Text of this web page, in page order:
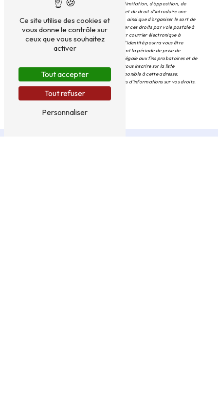
rectification, d’effacement, de portabilité, de limitation, d’opposition, de
retrait de votre consentement à tout moment et du droit d’introduire une
réclamation auprès d’une autorité de contrôle, ainsi que d’organiser le sort de
vos données post-mortem. Vous pouvez exercer ces droits par voie postale à
l'adresse 7 rue Aime Cesaire 32000 Auch ou par courrier électronique à
l'adresse atm.auch@orange.fr. Un justificatif d'identité pourra vous être
demandé. Nous conservons vos données pendant la période de prise de
contact puis pendant la durée de prescription légale aux fins probatoires et de
gestion des contentieux. Vous avez le droit de vous inscrire sur la liste
d'opposition au démarchage téléphonique, disponible à cette adresse:
Bloctel.gouv.fr. Consultez le site cnil.fr pour plus d’informations sur vos droits.
Ce site utilise des cookies et
vous donne le contrôle sur
ceux que vous souhaitez
activer
Tout accepter
Tout refuser
Personnaliser